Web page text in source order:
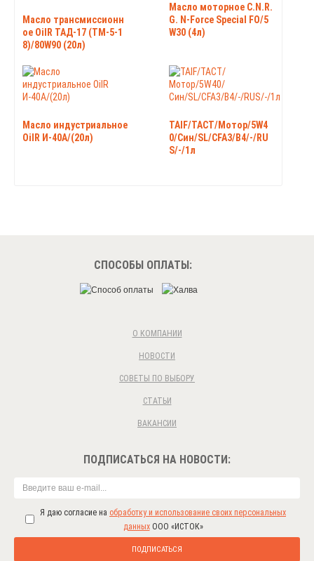
Масло трансмиссионн
ое OilR ТАД-17 (ТМ-5-1
8)/80W90 (20л)
Масло моторное C.N.R.
G. N-Force Special FO/5
W30 (4л)
Масло индустриальное
OilR И-40А/(20л)
TAIF/TACT/Мотор/5W4
0/Син/SL/CFA3/B4/-/RU
S/-/1л
СПОСОБЫ ОПЛАТЫ:
О КОМПАНИИ
НОВОСТИ
СОВЕТЫ ПО ВЫБОРУ
СТАТЬИ
ВАКАНСИИ
ПОДПИСАТЬСЯ НА НОВОСТИ:
Я даю согласие на обработку и использование своих персональных
данныхООО «ИСТОК»
ПОДПИСАТЬСЯ